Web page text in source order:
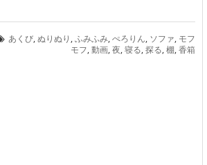
あくび,ぬりぬり ,ふみふみ,ぺろりん, ソファ, モフ
モフ,動画,夜,寝る,探る,棚,香箱